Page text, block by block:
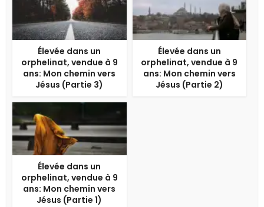
Élevée dans un
orphelinat, vendue à 9
ans: Mon chemin vers
Jésus (Partie 3)
Élevée dans un
orphelinat, vendue à 9
ans: Mon chemin vers
Jésus (Partie 2)
Élevée dans un
orphelinat, vendue à 9
ans: Mon chemin vers
Jésus (Partie 1)